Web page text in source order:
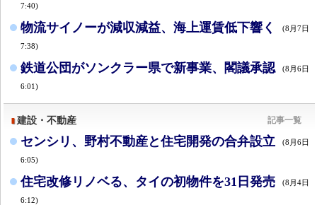
7:40)
物流サイノーが減収減益、海上運賃低下響く (8月7日
7:38)
鉄道公団がソンクラー県で新事業、閣議承認 (8月6日
6:01)
建設・不動産 記事一覧
センシリ、野村不動産と住宅開発の合弁設立 (8月6日
6:05)
住宅改修リノベる、タイの初物件を31日発売 (8月4日
6:12)